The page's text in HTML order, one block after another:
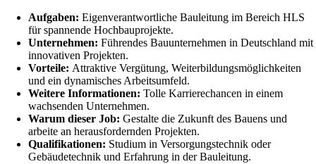
Aufgaben: Eigenverantwortliche Bauleitung im Bereich HLS
für spannende Hochbauprojekte.
Unternehmen: Führendes Bauunternehmen in Deutschland mit
innovativen Projekten.
Vorteile: Attraktive Vergütung, Weiterbildungsmöglichkeiten
und ein dynamisches Arbeitsumfeld.
Weitere Informationen: Tolle Karrierechancen in einem
wachsenden Unternehmen.
Warum dieser Job: Gestalte die Zukunft des Bauens und
arbeite an herausfordernden Projekten.
Qualifikationen: Studium in Versorgungstechnik oder
Gebäudetechnik und Erfahrung in der Bauleitung.